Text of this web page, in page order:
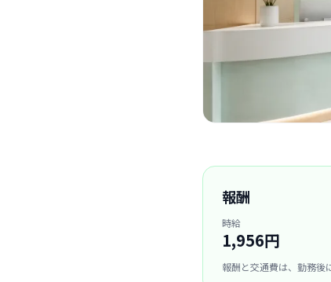
報酬
時給
1,956円
報酬と交通費は、勤務後